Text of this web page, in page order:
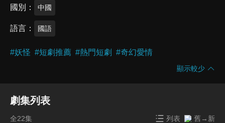
國別 中國
語言 國語
#妖怪 #短劇推薦 #熱門短劇 #奇幻愛情
顯示較少
劇集列表
全22集 列表 舊→新